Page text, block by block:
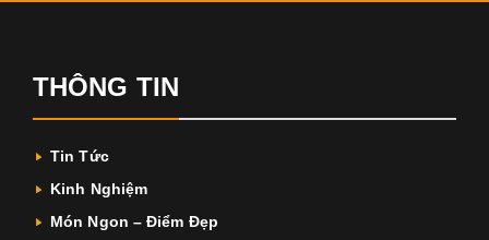
THÔNG TIN
Tin Tức
Kinh Nghiệm
Món Ngon – Điểm Đẹp